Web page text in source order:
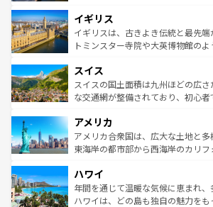
いる。シャンパンの発祥地であるラ
香り高いラベンダー畑など、多彩
らに、パリ以外の地域にも魅力が
れる地方に足を運ぶとそれぞれで全
きるだろう。 なお、新着のフラ
を参照してほしい。
顔を持つこの国は、どこを歩いても
ルリンの文化的活気、バイエルン
してライン川沿いのワイン畑とい
は、お酒好きな人にはぜひ体験してほしい。 な
ドイツ情報はコンテンツ一覧を参照
イギリス
イギリスは、古きよき伝統と最先
トミンスター寺院や大英博物館の
リアごとに異なる魅力がある。また
ティー、ビール好きにはたまらな
戦など、本場だからこそできる体
ンツ一覧を参照してほしい。
スイス
スイスの国土面積は九州ほどの広
な交通網が整備されており、初心
の建物がそのまま残る町や、スイス
博物館もあり、アルプス観光だけで
ことができる。国民の所得が高い
ば市内交通費無料で観光を楽しむこともで
着のスイス情報はコンテンツ一覧
アメリカ
アメリカ合衆国は、広大な土地と多
東海岸の都市部から西海岸のカリ
のような巨大都市は、観光、ショッ
ンメントが詰まった刺激的なスポ
西部には大自然が広がり、グラン
ハワイ
年間を通じて温暖な気候に恵まれ
ハワイは、どの島も独自の魅力を